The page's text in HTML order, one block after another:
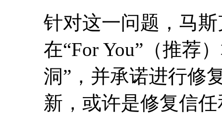
针对这一问题，马
在“For You”（推荐
洞”，并承诺进行修
新，或许是修复信